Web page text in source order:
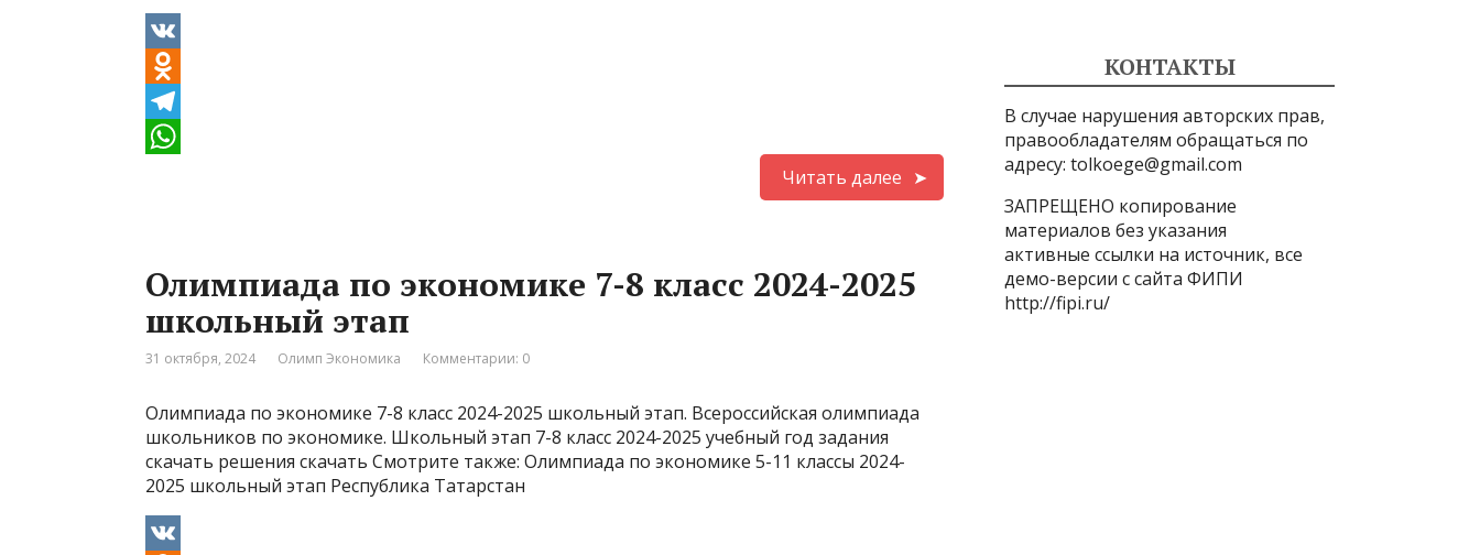
V
K
O
d
l
a
s
n
i
k
T
g
r
a
t
s
A
p
Читать далее
Олимпиада по экономике 7-8 класс 2024-2025
школьный этап
31 октября, 2024 Олимп Экономика Комментарии: 0
Олимпиада по экономике 7-8 класс 2024-2025 школьный этап. Всероссийская олимпиада
школьников по экономике. Школьный этап 7-8 класс 2024-2025 учебный год задания
скачать решения скачать Смотрите также: Олимпиада по экономике 5-11 классы 2024-
2025 школьный этап Республика Татарстан
КОНТАКТЫ
В случае нарушения авторских прав,
правообладателям обращаться по
адресу: tolkoege@gmail.com
ЗАПРЕЩЕНО копирование
материалов без указания
активные ссылки на источник, все
демо-версии с сайта ФИПИ
http://fipi.ru/